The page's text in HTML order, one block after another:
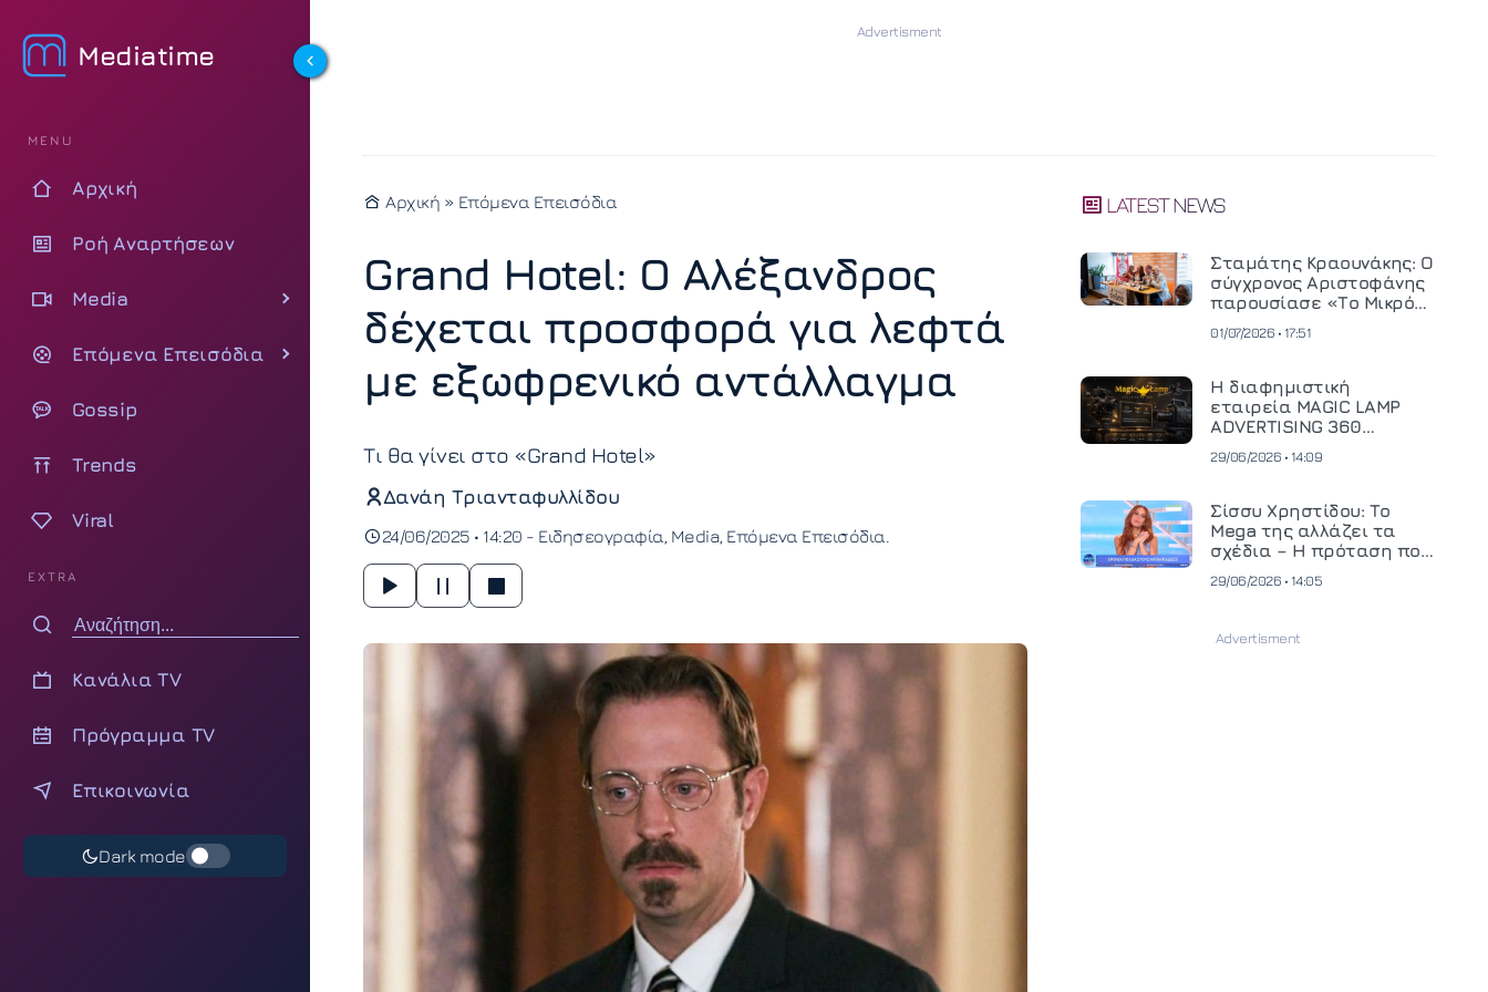
Mediatime
MENU
Αρχική
Ροή Αναρτήσεων
Media
Επόμενα Επεισόδια
Gossip
Trends
Viral
EXTRA
Κανάλια TV
Πρόγραμμα TV
Επικοινωνία
Dark mode
Αρχική » Επόμενα Επεισόδια
Grand Hotel: Ο Αλέξανδρος
δέχεται προσφορά για λεφτά
με εξωφρενικό αντάλλαγμα
Τι θα γίνει στο «Grand Hotel»
Δανάη Τριανταφυλλίδου
24/06/2025 • 14:20 - Ειδησεογραφία Media Επόμενα Επεισόδια
LATEST NEWS
Σταμάτης Κραουνάκης: Ο
σύγχρονος Αριστοφάνης
παρουσίασε «Το Μικρό
01/07/2026 • 17:51
Η διαφημιστική
εταιρεία MAGIC LAMP
ADVERTISING 360
κινηματογραφική
και ανεβάζει τον πήχη
στην παραγωγή
οπτικοακουστικού
περιεχομένου
29/06/2026 • 14:09
Σίσσυ Χρηστίδου: Το
Mega της αλλάζει τα
σχέδια – Η πρόταση που
29/06/2026 • 14:05